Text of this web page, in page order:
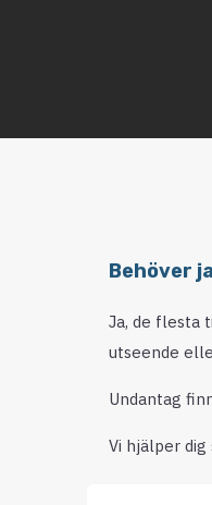
Behöver
Ja, de flesta
utseende
Undantag
Vi hjälper